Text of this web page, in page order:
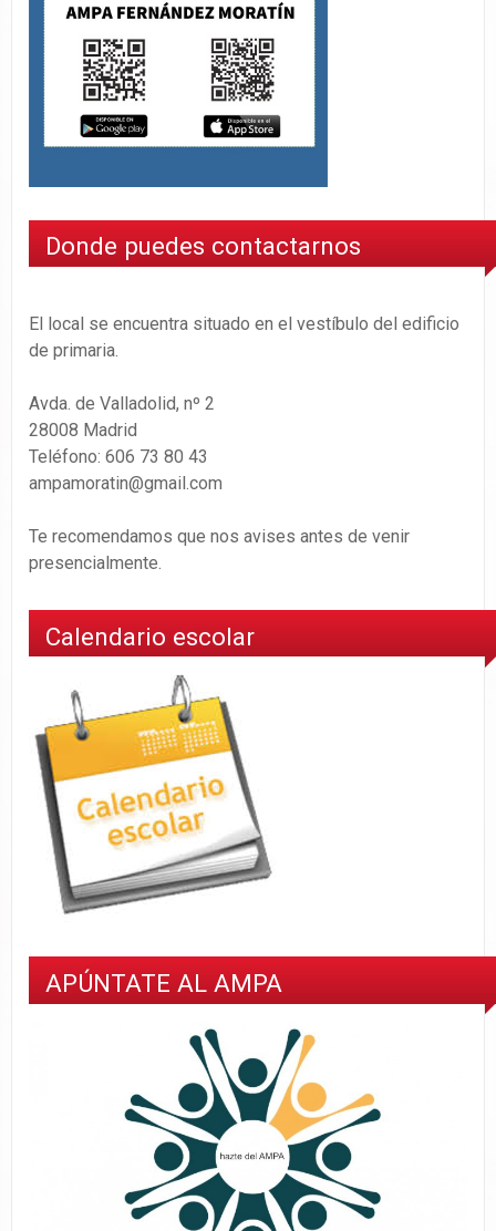
Donde puedes contactarnos
El local se encuentra situado en el vestíbulo del edificio
de primaria.
Avda. de Valladolid, nº 2
28008 Madrid
Teléfono: 606 73 80 43
ampamoratin@gmail.com
Te recomendamos que nos avises antes de venir
presencialmente.
Calendario escolar
APÚNTATE AL AMPA